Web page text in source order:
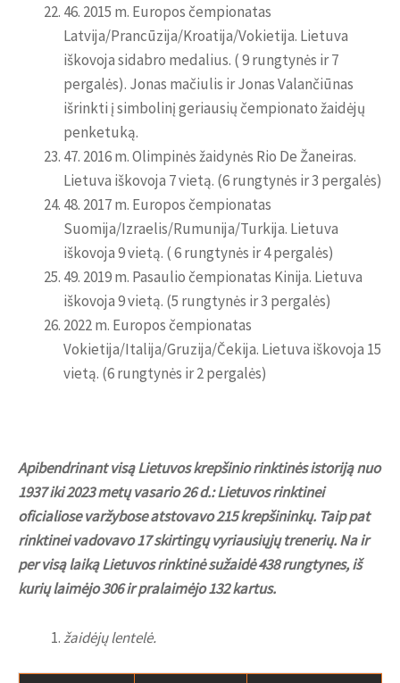
46. 2015 m. Europos čempionatas
Latvija/Prancūzija/Kroatija/Vokietija. Lietuva
iškovoja sidabro medalius. ( 9 rungtynės ir 7
pergalės). Jonas mačiulis ir Jonas Valančiūnas
išrinkti į simbolinį geriausių čempionato žaidėjų
penketuką.
47. 2016 m. Olimpinės žaidynės Rio De Žaneiras.
Lietuva iškovoja 7 vietą. (6 rungtynės ir 3 pergalės)
48. 2017 m. Europos čempionatas
Suomija/Izraelis/Rumunija/Turkija. Lietuva
iškovoja 9 vietą. ( 6 rungtynės ir 4 pergalės)
49. 2019 m. Pasaulio čempionatas Kinija. Lietuva
iškovoja 9 vietą. (5 rungtynės ir 3 pergalės)
2022 m. Europos čempionatas
Vokietija/Italija/Gruzija/Čekija. Lietuva iškovoja 15
vietą. (6 rungtynės ir 2 pergalės)
Apibendrinant visą Lietuvos krepšinio rinktinės istoriją nuo
1937 iki 2023 metų vasario 26 d.: Lietuvos rinktinei
oficialiose varžybose atstovavo 215 krepšininkų. Taip pat
rinktinei vadovavo 17 skirtingų vyriausiųjų trenerių. Na ir
per visą laiką Lietuvos rinktinė sužaidė 438 rungtynes, iš
kurių laimėjo 306 ir pralaimėjo 132 kartus.
žaidėjų lentelė.